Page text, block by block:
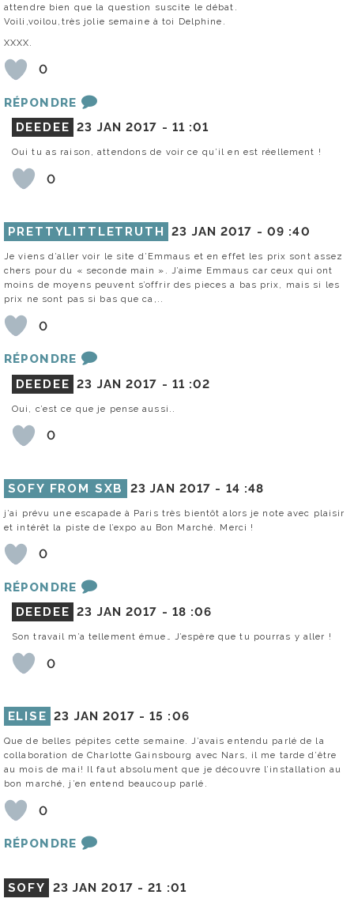
attendre bien que la question suscite le débat.
Voili,voilou,très jolie semaine à toi Delphine.
XXXX.
0
RÉPONDRE
DEEDEE 23 JAN 2017 - 11 :01
Oui tu as raison, attendons de voir ce qu’il en est réellement !
0
PRETTYLITTLETRUTH 23 JAN 2017 - 09 :40
Je viens d’aller voir le site d’Emmaus et en effet les prix sont assez
chers pour du « seconde main ». J’aime Emmaus car ceux qui ont
moins de moyens peuvent s’offrir des pieces a bas prix, mais si les
prix ne sont pas si bas que ca,..
0
RÉPONDRE
DEEDEE 23 JAN 2017 - 11 :02
Oui, c’est ce que je pense aussi..
0
SOFY FROM SXB 23 JAN 2017 - 14 :48
j’ai prévu une escapade à Paris très bientôt alors je note avec plaisir
et intérêt la piste de l’expo au Bon Marché. Merci !
0
RÉPONDRE
DEEDEE 23 JAN 2017 - 18 :06
Son travail m’a tellement émue… J’espère que tu pourras y aller !
0
ELISE 23 JAN 2017 -15 :06
Que de belles pépites cette semaine. J’avais entendu parlé de la
collaboration de Charlotte Gainsbourg avec Nars, il me tarde d’être
au mois de mai! Il faut absolument que je découvre l’installation au
bon marché, j’en entend beaucoup parlé.
0
RÉPONDRE
SOFY 23 JAN 2017 -21 :01